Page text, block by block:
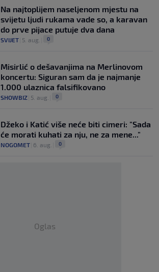
Na najtoplijem naseljenom mjestu na
svijetu ljudi rukama vade so, a karavan
do prve pijace putuje dva dana
SVIJET 5. aug. 0
Misirlić o dešavanjima na Merlinovom
koncertu: Siguran sam da je najmanje
1.000 ulaznica falsifikovano
SHOWBIZ 5. aug. 0
Džeko i Katić više neće biti cimeri: "Sada
će morati kuhati za nju, ne za mene..."
NOGOMET 6. aug. 0
Oglas